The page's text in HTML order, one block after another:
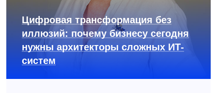
Цифровая трансформация без
иллюзий: почему бизнесу сегодня
нужны архитекторы сложных ИТ-
систем